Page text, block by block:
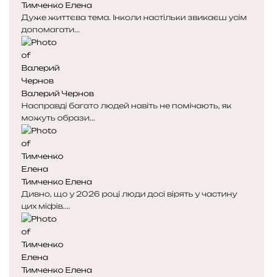
Тимченко Елена
Дуже життєва тема. Інколи настільки звикаєш усім
допомагати...
Валерий Чернов
Насправді багато людей навіть не помічають, як
можуть образи...
Тимченко Елена
Дивно, що у 2026 році люди досі вірять у частину
цих міфів....
Тимченко Елена